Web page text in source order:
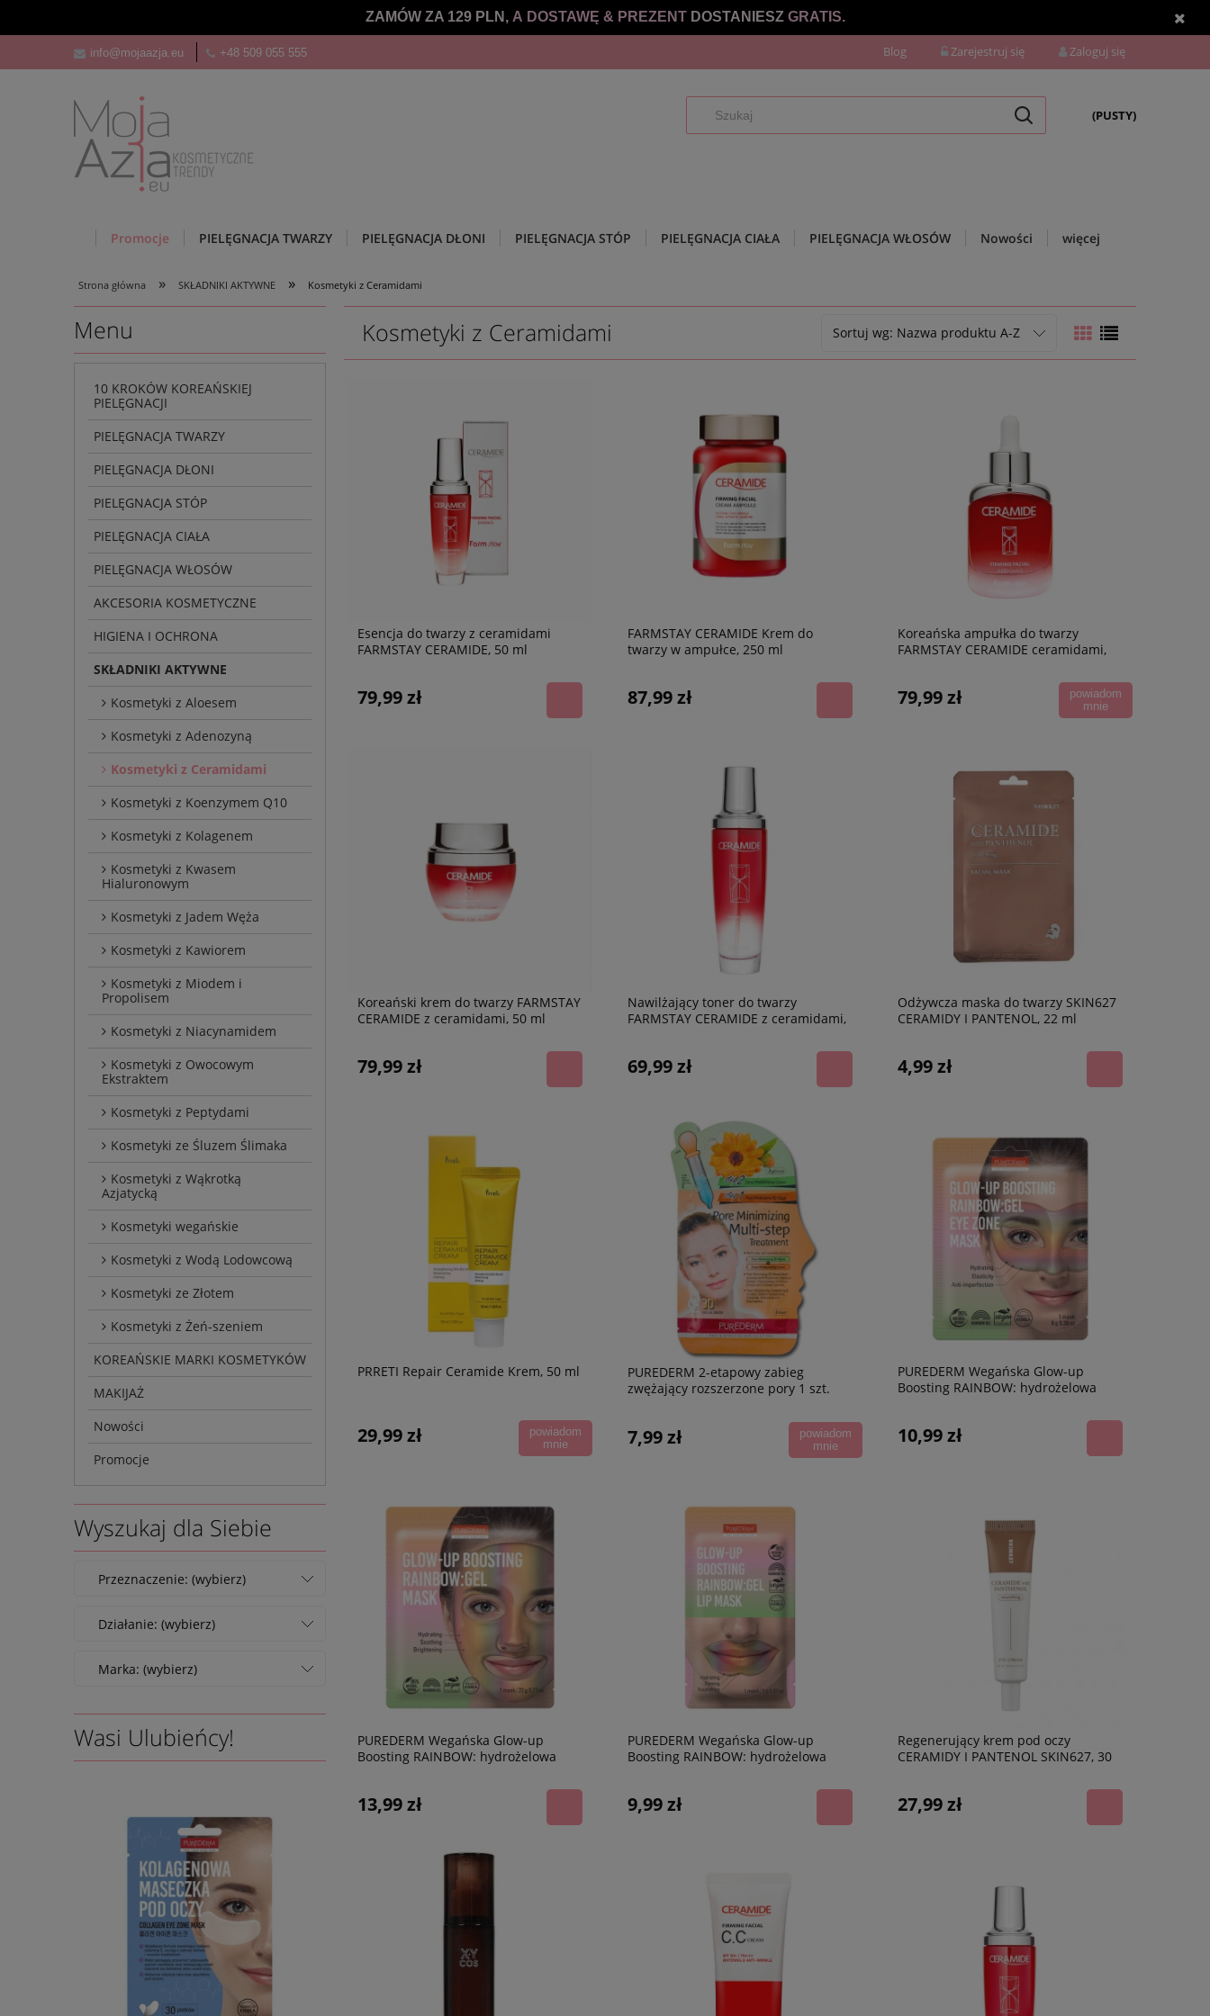
ZAMÓW ZA 129 PLN, A DOSTAWĘ & PREZENT DOSTANIESZ GRATIS.
info@mojaazja.eu +48 509 055 555 Blog Zarejestruj się Zaloguj się
(PUSTY)
Promocje PIELĘGNACJA TWARZY PIELĘGNACJA DŁONI PIELĘGNACJA STÓP PIELĘGNACJA CIAŁA PIELĘGNACJA WŁOSÓW Nowości więcej
Strona główna » SKŁADNIKI AKTYWNE » Kosmetyki z Ceramidami
Menu
10 KROKÓW KOREAŃSKIEJ
PIELĘGNACJI
PIELĘGNACJA TWARZY
PIELĘGNACJA DŁONI
PIELĘGNACJA STÓP
PIELĘGNACJA CIAŁA
PIELĘGNACJA WŁOSÓW
AKCESORIA KOSMETYCZNE
HIGIENA I OCHRONA
SKŁADNIKI AKTYWNE
Kosmetyki z Aloesem
Kosmetyki z Adenozyną
Kosmetyki z Ceramidami
Kosmetyki z Koenzymem Q10
Kosmetyki z Kolagenem
Kosmetyki z Kwasem
Hialuronowym
Kosmetyki z Jadem Węża
Kosmetyki z Kawiorem
Kosmetyki z Miodem i
Propolisem
Kosmetyki z Niacynamidem
Kosmetyki z Owocowym
Ekstraktem
Kosmetyki z Peptydami
Kosmetyki ze Śluzem Ślimaka
Kosmetyki z Wąkrotką
Azjatycką
Kosmetyki wegańskie
Kosmetyki z Wodą Lodowcową
Kosmetyki ze Złotem
Kosmetyki z Żeń-szeniem
KOREAŃSKIE MARKI KOSMETYKÓW
MAKIJAŻ
Nowości
Promocje
Wyszukaj dla Siebie
Przeznaczenie: (wybierz)
Działanie: (wybierz)
Marka: (wybierz)
Wasi Ulubieńcy!
Kosmetyki z Ceramidami Sortuj wg: Nazwa produktu A-Z
Esencja do twarzy z ceramidami
FARMSTAY CERAMIDE, 50 ml
79,99 zł
FARMSTAY CERAMIDE Krem do
twarzy w ampułce, 250 ml
87,99 zł
Koreańska ampułka do twarzy
FARMSTAY CERAMIDE ceramidami,
79,99 zł
powiadom
mnie
Koreański krem do twarzy FARMSTAY
CERAMIDE z ceramidami, 50 ml
79,99 zł
Nawilżający toner do twarzy
FARMSTAY CERAMIDE z ceramidami,
69,99 zł
Odżywcza maska do twarzy SKIN627
CERAMIDY I PANTENOL, 22 ml
4,99 zł
PRRETI Repair Ceramide Krem, 50 ml
29,99 zł
powiadom
mnie
PUREDERM 2-etapowy zabieg
zwężający rozszerzone pory 1 szt.
7,99 zł
powiadom
mnie
PUREDERM Wegańska Glow-up
Boosting RAINBOW: hydrożelowa
10,99 zł
PUREDERM Wegańska Glow-up
Boosting RAINBOW: hydrożelowa
13,99 zł
PUREDERM Wegańska Glow-up
Boosting RAINBOW: hydrożelowa
9,99 zł
Regenerujący krem pod oczy
CERAMIDY I PANTENOL SKIN627, 30
27,99 zł